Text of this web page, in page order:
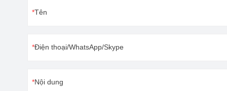
Tên
Điện thoại/WhatsApp/Skype
Nội dung